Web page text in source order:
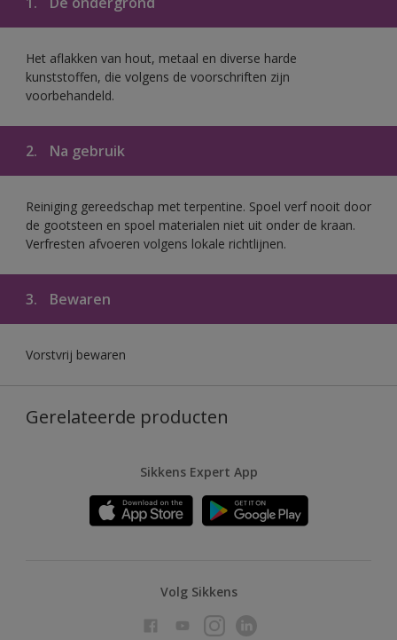
Het aflakken van hout, metaal en diverse harde
kunststoffen, die volgens de voorschriften zijn
voorbehandeld.
2. Na gebruik
Reiniging gereedschap met terpentine. Spoel verf nooit door
de gootsteen en spoel materialen niet uit onder de kraan.
Verfresten afvoeren volgens lokale richtlijnen.
3. Bewaren
Vorstvrij bewaren
Gerelateerde producten
Sikkens Expert App
Volg Sikkens